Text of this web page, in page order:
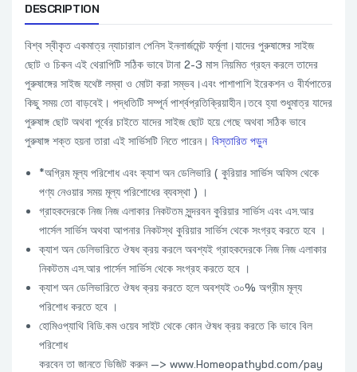
DESCRIPTION
বিশ্ব স্বীকৃত একমাত্র ন্যাচারাল পেনিস ইনলার্জমেন্ট ফর্মূলা।যাদের পুরুষাঙ্গের সাইজ
ছোট ও চিকন এই থেরাপিটি সঠিক ভাবে টানা 2-3 মাস নিয়মিত গ্রহন করলে তাদের
পুরুষাঙ্গের সাইজ যথেষ্ট লম্বা ও মোটা করা সম্ভব।এবং পাশাপাশি ইরেকশন ও বীর্যপাতের
কিছু সময় তো বাড়বেই। পদ্ধতিটি সম্পূর্ন পার্শ্বপ্রতিক্রিয়াহীন।তবে হ্যা শুধুমাত্র যাদের
পুরুষাঙ্গ ছোট অথবা পূর্বের চাইতে যাদের সাইজ ছোট হয়ে গেছে অথবা সঠিক ভাবে
পুরুষাঙ্গ শক্ত হয়না তারা এই সার্ভিসটি নিতে পারেন। বিস্তারিত পড়ুন
*অগ্রিম মূল্য পরিশোধ এবং ক্যাশ অন ডেলিভারি ( কুরিয়ার সার্ভিস অফিস থেকে
পণ্য নেওয়ার সময় মূল্য পরিশোধের ব্যবস্থা ) ।
গ্রাহকদেরকে নিজ নিজ এলাকার নিকটতম সুন্দরবন কুরিয়ার সার্ভিস এবং এস.আর
পার্সেল সার্ভিস অথবা আপনার নিকটস্থ কুরিয়ার সার্ভিস থেকে সংগ্রহ করতে হবে ।
ক্যাশ অন ডেলিভারিতে ঔষধ ক্রয় করলে অবশ্যই গ্রাহকদেরকে নিজ নিজ এলাকার
নিকটতম এস.আর পার্সেল সার্ভিস থেকে সংগ্রহ করতে হবে ।
ক্যাশ অন ডেলিভারিতে ঔষধ ক্রয় করতে হলে অবশ্যই ৩০% অগ্রীম মূল্য
পরিশোধ করতে হবে ।
হোমিওপ্যাথি বিডি.কম ওয়েব সাইট থেকে কোন ঔষধ ক্রয় করতে কি ভাবে বিল
পরিশোধ
করবেন তা জানতে ভিজিট করুন —> www.Homeopathybd.com/pay